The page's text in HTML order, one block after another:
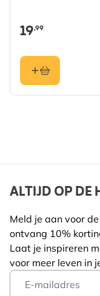
19,99
ALTIJD OP DE
Meld je aan voor
ontvang 10%
Laat je inspireren
voor meer leven in
Email Address